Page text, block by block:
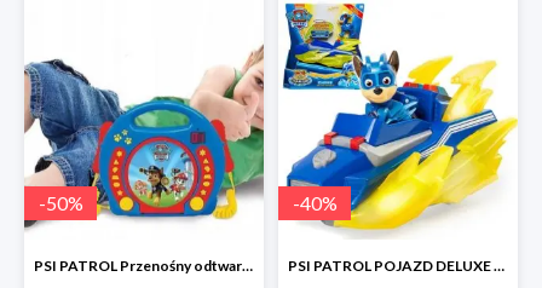
-50%
PSI PATROL Przenośny odtwarzacz CD Karaoke PAW -50%
-40%
PSI PATROL POJAZD DELUXE FIGURKA CHASE MIGHTY PUPS -40%